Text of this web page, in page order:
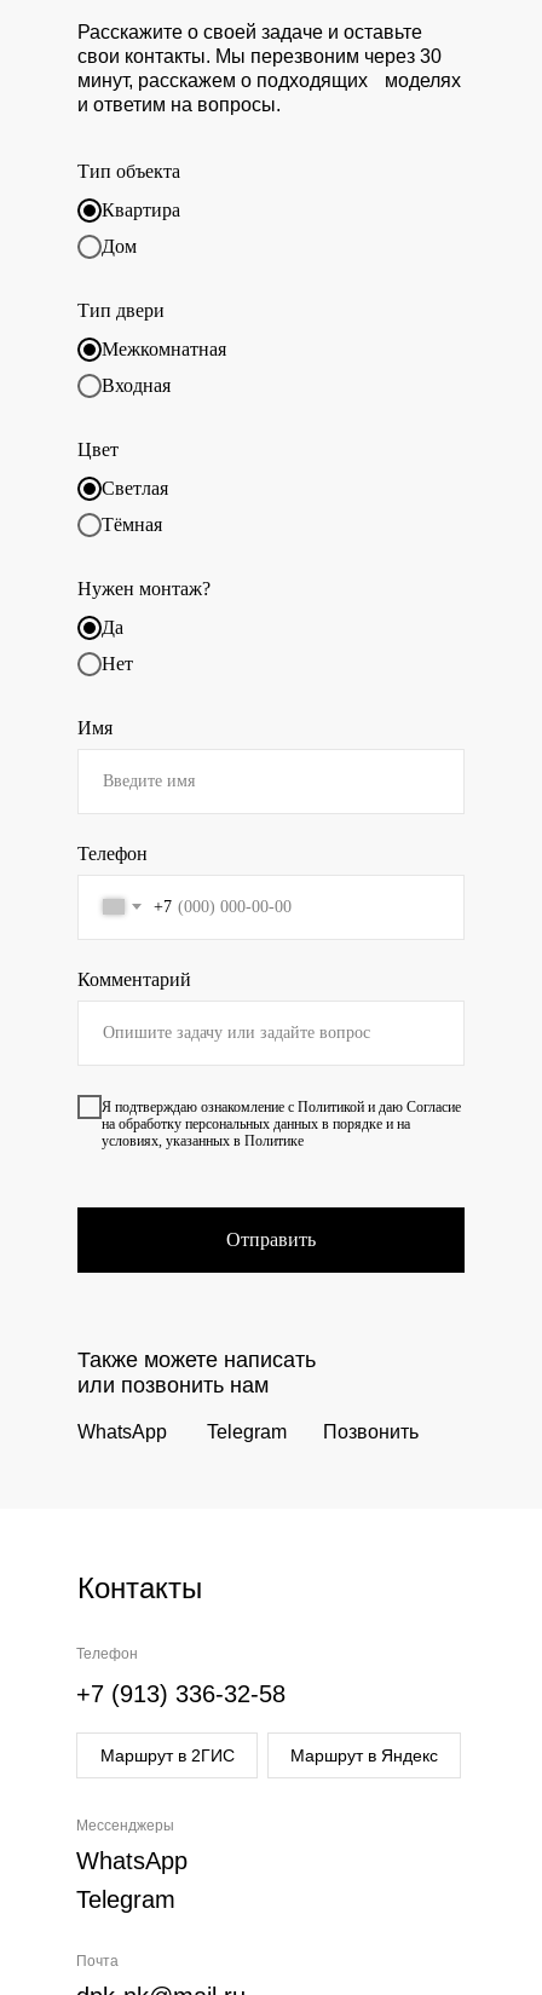
Тип объекта
Квартира
Дом
Тип двери
Межкомнатная
Входная
Цвет
Светлая
Тёмная
Нужен монтаж?
Да
Нет
Имя
Телефон
+7
Комментарий
Я подтверждаю ознакомление с Политикой и даю Согласие
на обработку персональных данных в порядке и на
условиях, указанных в Политике
Отправить
Позвонить
Telegram
WhatsApp
Также можете написать
или позвонить нам
Расскажите о своей задаче и оставьте
свои контакты. Мы перезвоним через 30
минут, расскажем о подходящих моделях
и ответим на вопросы.
Контакты
Мессенджеры
WhatsApp
Telegram
Телефон
+7 (913) 336-32-58
Почта
Маршрут в 2ГИС Маршрут в Яндекс